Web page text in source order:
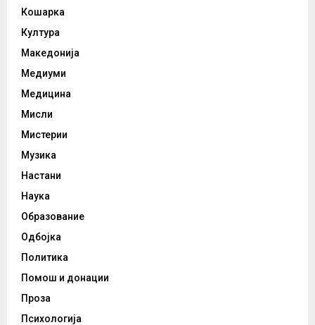
Кошарка
Култура
Македонија
Медиуми
Медицина
Мисли
Мистерии
Музика
Настани
Наука
Образование
Одбојка
Политика
Помош и донации
Проза
Психологија